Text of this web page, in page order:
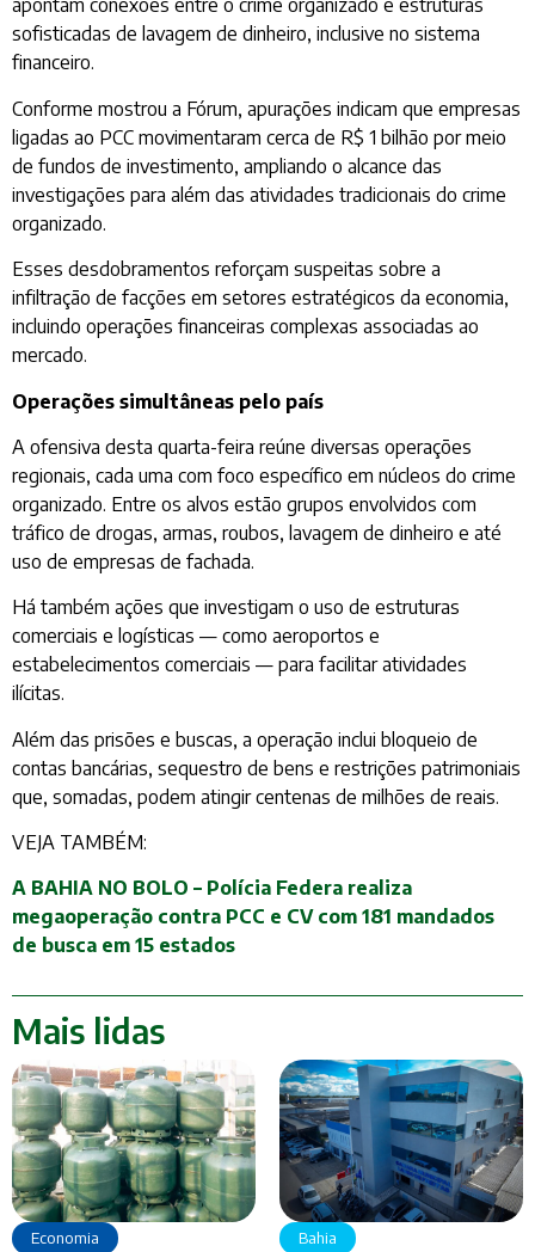
apontam conexões entre o crime organizado e estruturas
sofisticadas de lavagem de dinheiro, inclusive no sistema
financeiro.
Conforme mostrou a Fórum, apurações indicam que empresas
ligadas ao PCC movimentaram cerca de R$ 1 bilhão por meio
de fundos de investimento, ampliando o alcance das
investigações para além das atividades tradicionais do crime
organizado.
Esses desdobramentos reforçam suspeitas sobre a
infiltração de facções em setores estratégicos da economia,
incluindo operações financeiras complexas associadas ao
mercado.
Operações simultâneas pelo país
A ofensiva desta quarta-feira reúne diversas operações
regionais, cada uma com foco específico em núcleos do crime
organizado. Entre os alvos estão grupos envolvidos com
tráfico de drogas, armas, roubos, lavagem de dinheiro e até
uso de empresas de fachada.
Há também ações que investigam o uso de estruturas
comerciais e logísticas — como aeroportos e
estabelecimentos comerciais — para facilitar atividades
ilícitas.
Além das prisões e buscas, a operação inclui bloqueio de
contas bancárias, sequestro de bens e restrições patrimoniais
que, somadas, podem atingir centenas de milhões de reais.
VEJA TAMBÉM:
A BAHIA NO BOLO – Polícia Federa realiza
megaoperação contra PCC e CV com 181 mandados
de busca em 15 estados
Mais lidas
Economia Bahia